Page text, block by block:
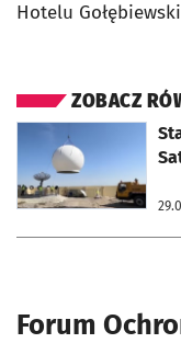
Hotelu
ZOBACZ
otworzy się w nowej karcie
Forum